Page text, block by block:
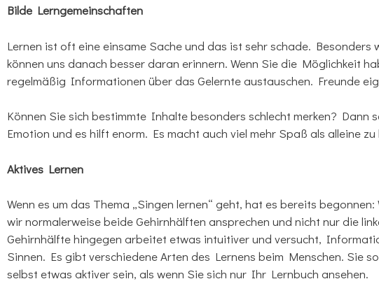
Bilde Lerngemeinschaften
Lernen ist oft eine einsame Sache und das ist sehr schade.
können uns danach besser daran erinnern. Wenn Sie die Möglichkeit
regelmäßig Informationen über das Gelernte austauschen. Freunde
Können Sie sich bestimmte Inhalte besonders schlecht merken?
Emotion und es hilft enorm. Es macht auch viel mehr Spaß als alleine
Aktives Lernen
Wenn es um das Thema „Singen lernen“ geht, hat es bereits
wir normalerweise beide Gehirnhälften ansprechen und nicht nur die
Gehirnhälfte hingegen arbeitet etwas intuitiver und versucht,
Sinnen. Es gibt verschiedene Arten des Lernens beim Menschen. Sie
selbst etwas aktiver sein, als wenn Sie sich nur Ihr Lernbuch ansehen.